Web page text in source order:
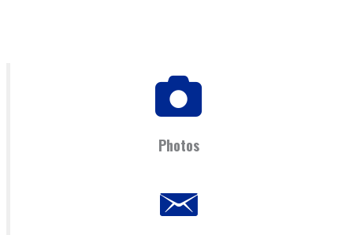
Photos